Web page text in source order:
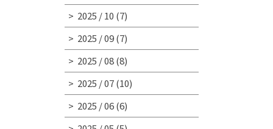
2025 / 10 (7)
2025 / 09(7)
2025 / 08(8)
2025 / 07(10)
2025 / 06(6)